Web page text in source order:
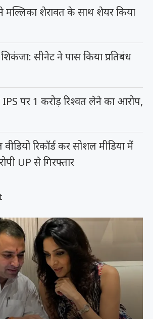
मल्लिका शेरावत के साथ शेयर किया
सीनेट ने पास किया प्रतिबंध
IPS पर 1 करोड़ रिश्वत लेने का आरोप,
रिकॉर्ड कर सोशल मीडिया में
UP से गिरफ्तार